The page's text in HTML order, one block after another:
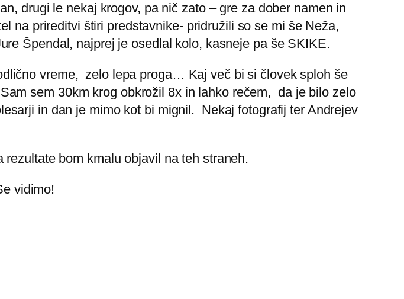
drugi le nekaj krogov, pa nič zato – gre za dober namen in
na prireditvi štiri predstavnike- pridružili so se mi še Neža,
Špendal, najprej je osedlal kolo, kasneje pa še SKIKE.
vreme, zelo lepa proga… Kaj več bi si človek sploh še
sem 30km krog obkrožil 8x in lahko rečem, da je bilo zelo
in dan je mimo kot bi mignil. Nekaj fotografij ter Andrejev
bom kmalu objavil na teh straneh.
vidimo!